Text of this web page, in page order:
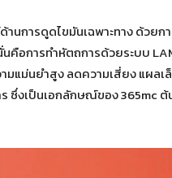
นการดูดไขมันเฉพาะทาง ด้วย
นคือการทำหัตถการด้วยระบบ
แม่นยำสูง ลดความเสี่ยง แผลเ
ซึ่งเป็นเอกลักษณ์ของ 365mc ต้